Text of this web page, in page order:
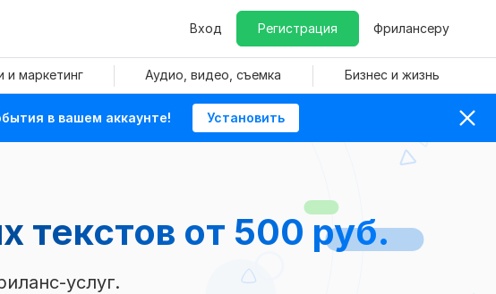
Вход Регистрация Фрилансеру
и маркетинг Аудио, видео, съемка Бизнес и жизнь
в вашем аккаунте! Установить
текстов от 500 руб.
услуг.